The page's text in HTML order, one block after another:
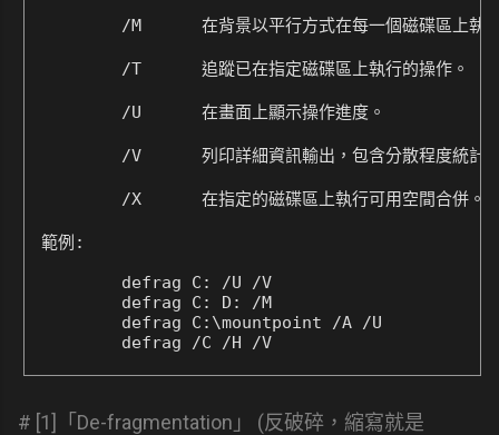
/M      在背景以平行方式在每一個磁碟區上執
        /T      追蹤已在指定磁碟區上執行的操作。
        /U      在畫面上顯示操作進度。
/V      列印詳細資訊輸出，包含分散程度統計
        /X      在指定的磁碟區上執行可用空間合併。
範例:
        defrag C: /U /V
        defrag C: D: /M
        defrag C:\mountpoint /A /U
        defrag /C /H /V
# [1]「De-fragmentation」 (反破碎，縮寫就是